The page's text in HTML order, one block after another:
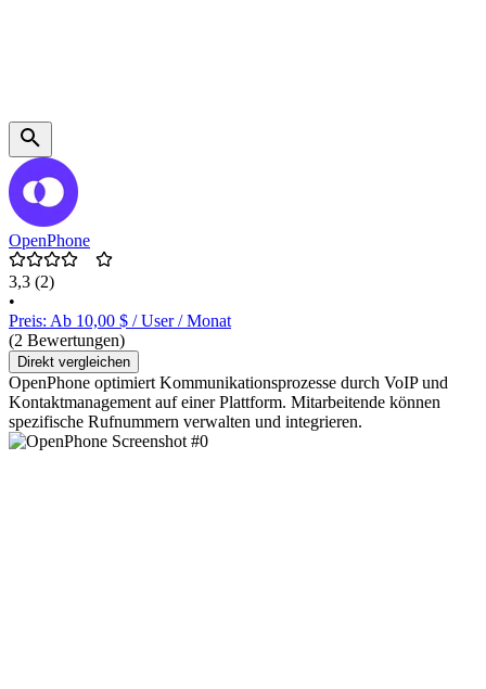
OpenPhone
3,3 (2)
•
Preis: Ab 10,00 $ / User / Monat
(2 Bewertungen)
Direkt vergleichen
OpenPhone optimiert Kommunikationsprozesse durch VoIP und
Kontaktmanagement auf einer Plattform. Mitarbeitende können
spezifische Rufnummern verwalten und integrieren.